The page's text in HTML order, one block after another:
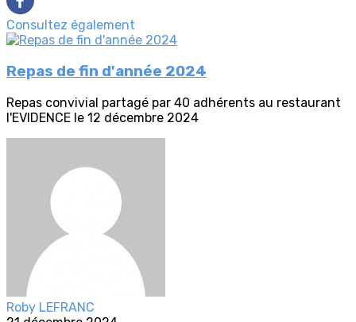
Consultez également
Repas de fin d'année 2024
Repas convivial partagé par 40 adhérents au restaurant
l'EVIDENCE le 12 décembre 2024
Roby LEFRANC